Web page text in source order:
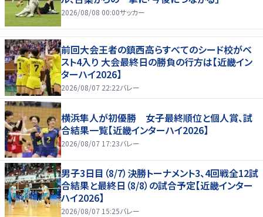
2026/08/08 00:00サッカー
前回大会王者の鎮西高らすべてのシード校がベ
スト4入り 大会最終日の勝負の行方は【近畿イン
ターハイ2026】
2026/08/07 22:22バレー
横浜隼人が初優勝 女子最終順位と個人賞、試
合結果一覧【近畿インターハイ2026】
2026/08/07 17:23バレー
男子3日目（8/7）決勝トーナメント3、4回戦全12試
合結果と最終日（8/8）の試合予定【近畿インター
ハイ2026】
2026/08/07 15:25バレー